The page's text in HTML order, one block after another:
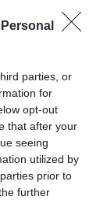
parties, or
for
opt-out
that after your
seeing
utilized by
prior to
further